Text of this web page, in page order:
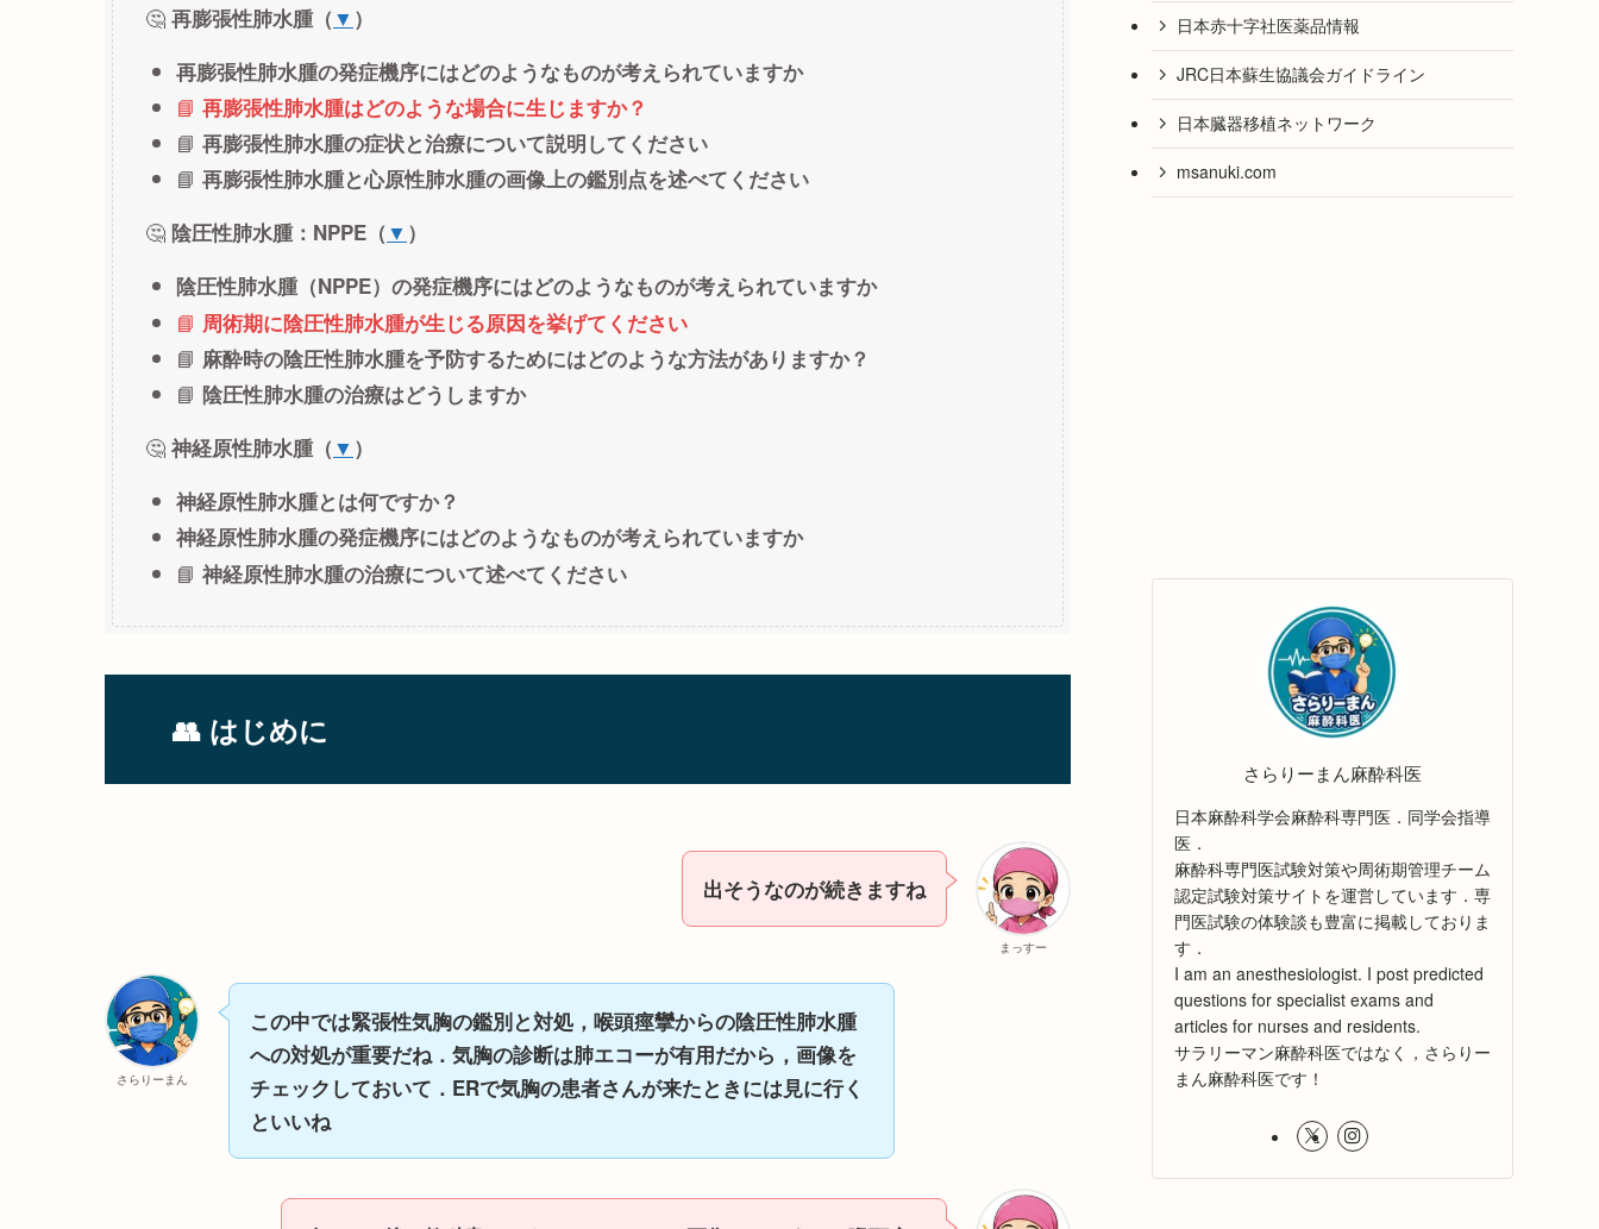
🤔 再膨張性肺水腫（ ▼ ）
再膨張性肺水腫の発症機序にはどのようなものが考えられていますか
📘 再膨張性肺水腫はどのような場合に生じますか？
📘 再膨張性肺水腫の症状と治療について説明してください
📘 再膨張性肺水腫と心原性肺水腫の画像上の鑑別点を述べてください
🤔 陰圧性肺水腫：NPPE（ ▼ ）
陰圧性肺水腫（NPPE）の発症機序にはどのようなものが考えられていますか
📘 周術期に陰圧性肺水腫が生じる原因を挙げてください
📘 麻酔時の陰圧性肺水腫を予防するためにはどのような方法がありますか？
📘 陰圧性肺水腫の治療はどうしますか
🤔 神経原性肺水腫（ ▼ ）
神経原性肺水腫とは何ですか？
神経原性肺水腫の発症機序にはどのようなものが考えられていますか
📘 神経原性肺水腫の治療について述べてください
👥 はじめに
まっすー
出そうなのが続きますね
さらりーまん
この中では緊張性気胸の鑑別と対処，喉頭痙攣からの陰圧性肺水腫
への対処が重要だね．気胸の診断は肺エコーが有用だから，画像を
チェックしておいて．ERで気胸の患者さんが来たときには見に行く
といいね
日本赤十字社医薬品情報
JRC日本蘇生協議会ガイドライン
日本臓器移植ネットワーク
msanuki.com
さらりーまん麻酔科医
日本麻酔科学会麻酔科専門医．同学会指導
医．
麻酔科専門医試験対策や周術期管理チーム
認定試験対策サイトを運営しています．専
門医試験の体験談も豊富に掲載しておりま
す．
I am an anesthesiologist. I post predicted
questions for specialist exams and
articles for nurses and residents.
サラリーマン麻酔科医ではなく，さらりー
まん麻酔科医です！